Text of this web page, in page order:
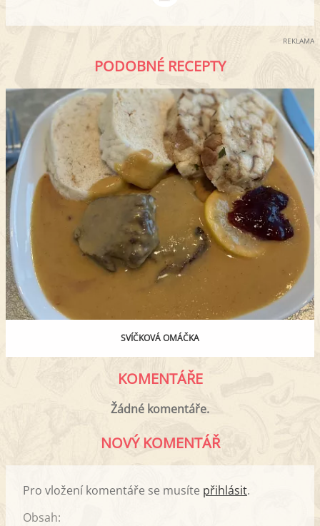
REKLAMA
PODOBNÉ RECEPTY
SVÍČKOVÁ OMÁČKA
KOMENTÁŘE
Žádné komentáře.
NOVÝ KOMENTÁŘ
Pro vložení komentáře se musíte přihlásit.
Obsah: